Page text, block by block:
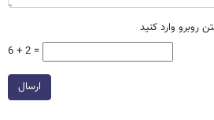
روبرو وارد کنید
6 + 2 =
ارسال